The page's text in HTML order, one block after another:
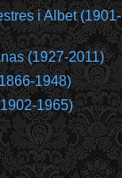
i Albet (1901-
(1927-2011)
1948)
1965)